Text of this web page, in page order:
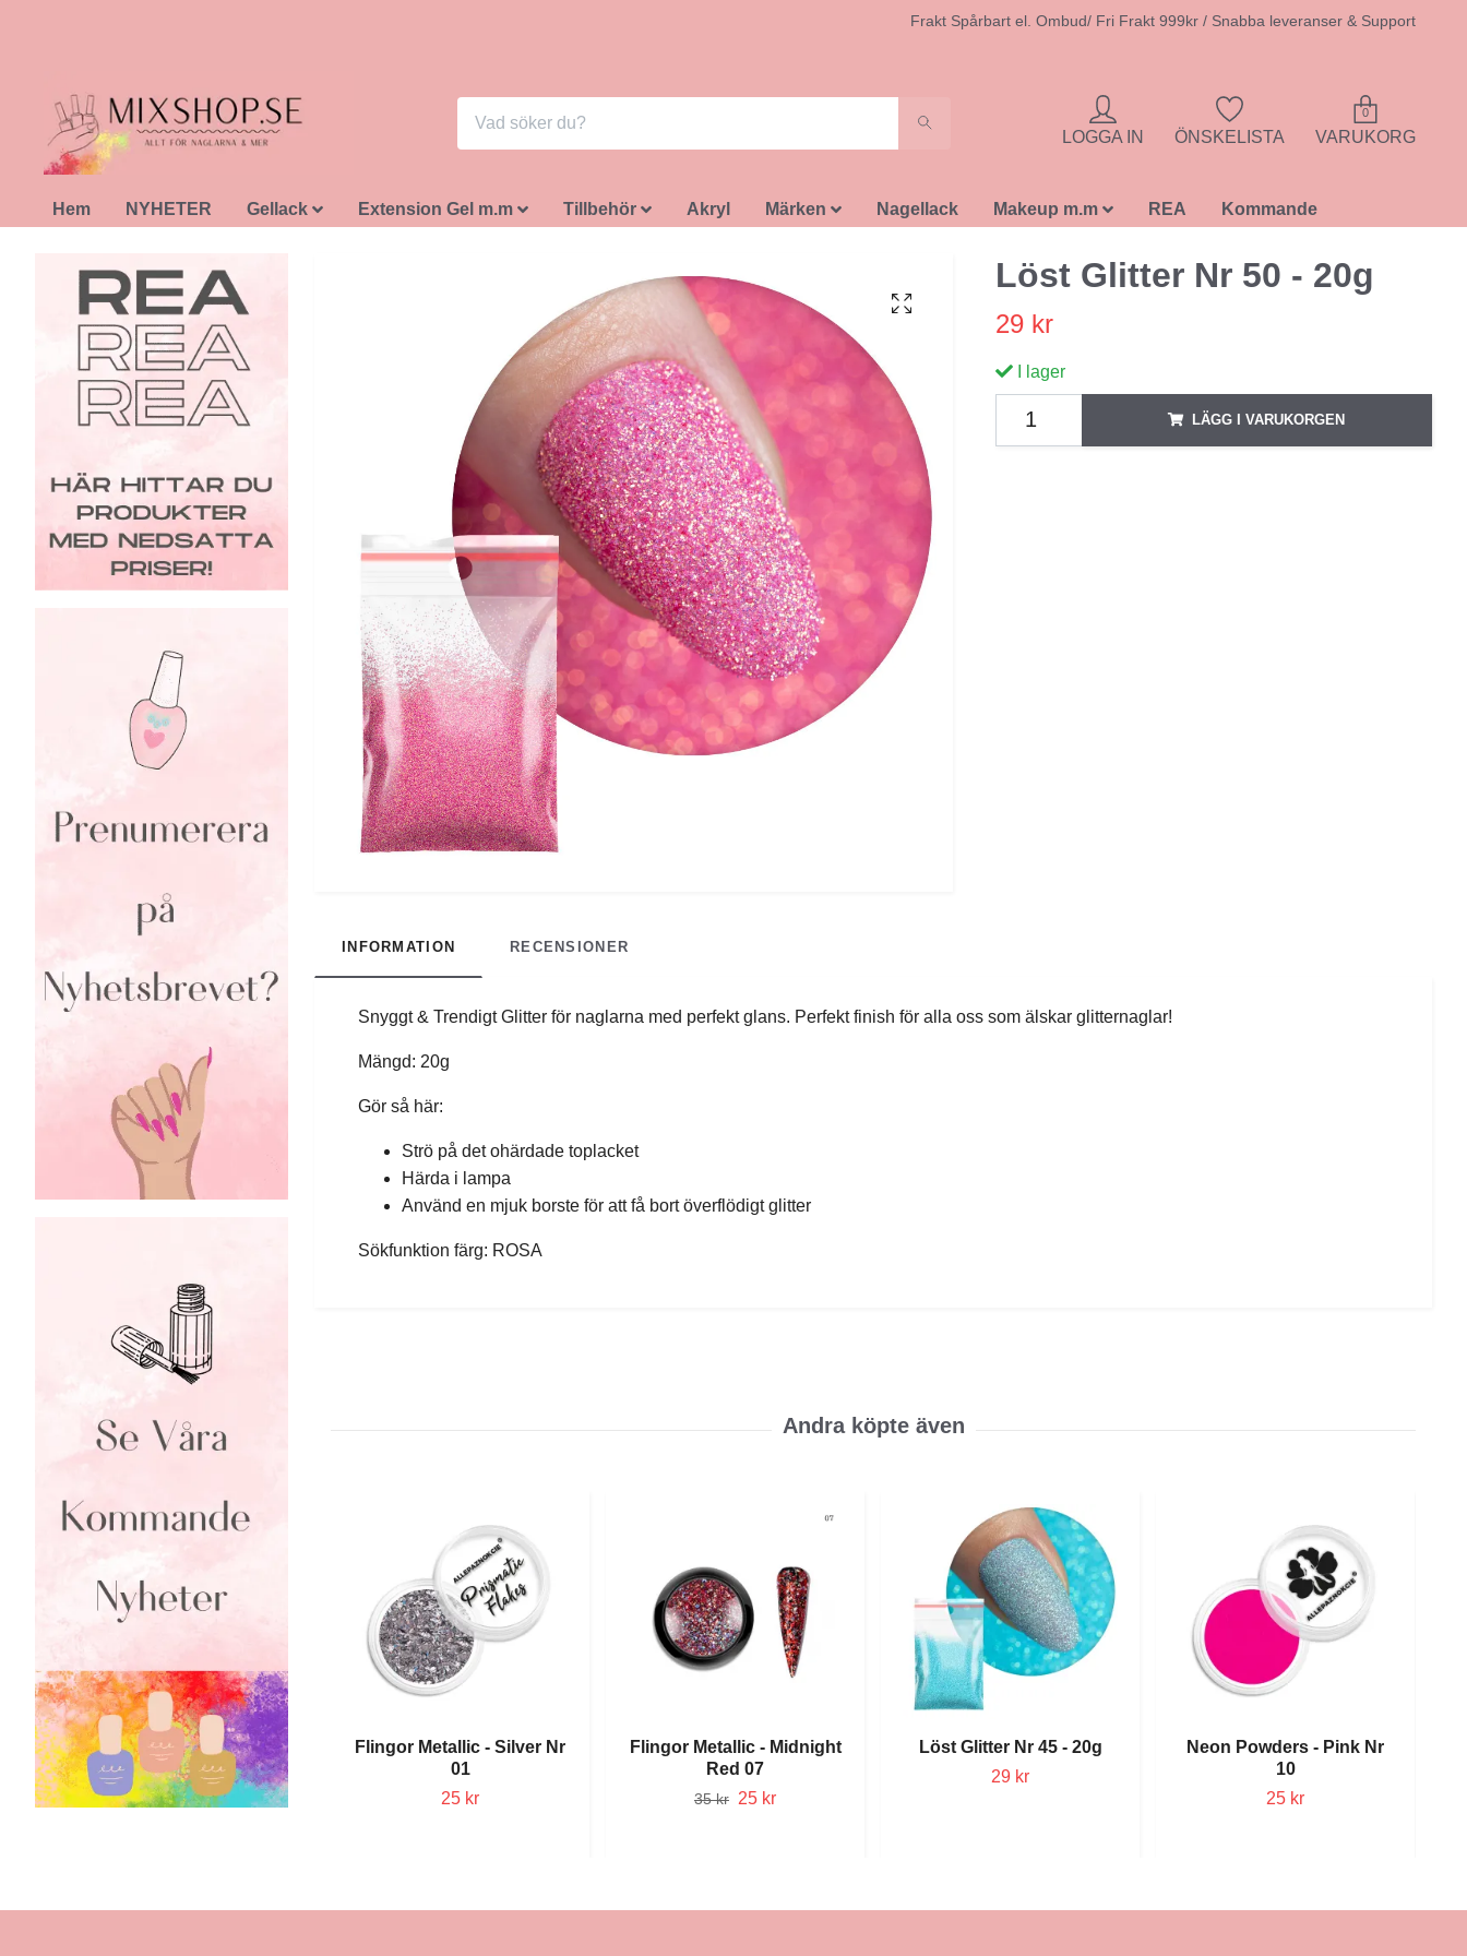
Frakt Spårbart el. Ombud/ Fri Frakt 999kr / Snabba leveranser & Support
LOGGA IN ÖNSKELISTA
0
VARUKORG
Hem NYHETER Gellack Extension Gel m.m Tillbehör Akryl Märken Nagellack Makeup m.m REA Kommande
Löst Glitter Nr 50 - 20g
29 kr
I lager
LÄGG I VARUKORGEN
INFORMATION RECENSIONER
Snyggt & Trendigt Glitter för naglarna med perfekt glans. Perfekt finish för alla oss som älskar glitternaglar!
Mängd: 20g
Gör så här:
Strö på det ohärdade toplacket
Härda i lampa
Använd en mjuk borste för att få bort överflödigt glitter
Sökfunktion färg: ROSA
Flingor Metallic - Silver Nr
01
25 kr
Flingor Metallic - Midnight
Red 07
35 kr 25 kr
Löst Glitter Nr 45 - 20g
29 kr
Neon Powders - Pink Nr
10
25 kr